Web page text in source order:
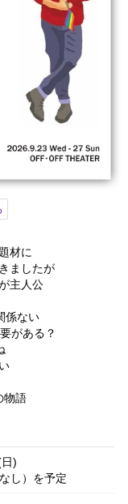
材に
ましたが
主人公
係ない
がある？
物語
)
し）を予定